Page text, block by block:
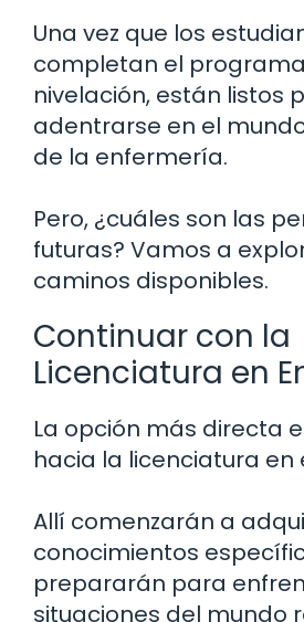
Una vez que los
completan el
nivelación, están listos
adentrarse en el
de la enfermería.
Pero, ¿cuáles son las
futuras? Vamos a
caminos disponibles.
Continuar con la
Licenciatura en
La opción más directa
hacia la licenciatura en
Allí comenzarán a
conocimientos
prepararán para
situaciones del mundo